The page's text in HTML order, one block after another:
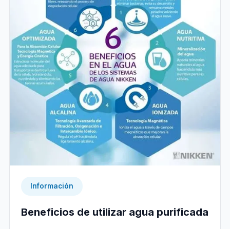
Información
Beneficios de utilizar agua purificada